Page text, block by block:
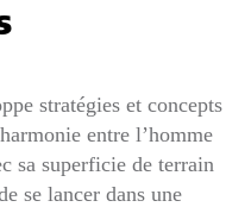
stratégies et concepts
entre l’homme
sa superficie de terrain
se lancer dans une